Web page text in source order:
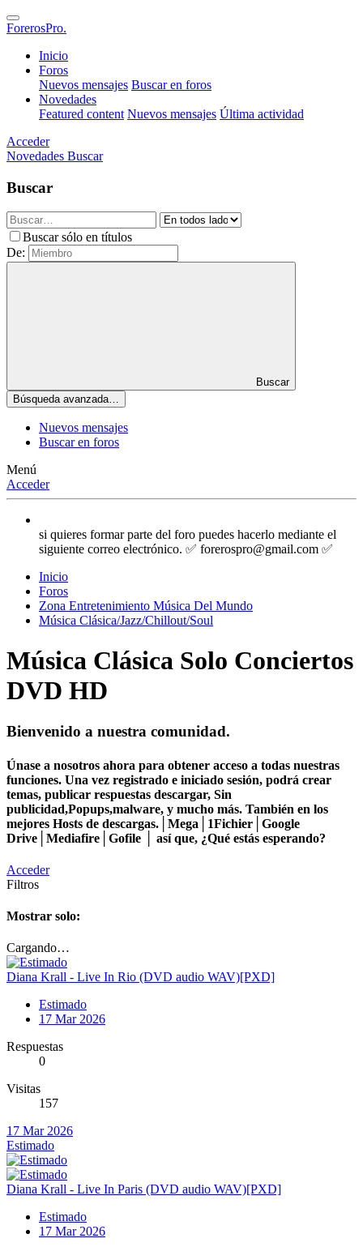
ForerosPro.
Inicio
Foros
Nuevos mensajes Buscar en foros
Novedades
Featured content Nuevos mensajes Última actividad
Acceder
Novedades Buscar
Buscar
Buscar sólo en títulos
De:
Buscar
Búsqueda avanzada…
Nuevos mensajes
Buscar en foros
Menú
Acceder
si quieres formar parte del foro puedes hacerlo mediante el
siguiente correo electrónico. ✅ forerospro@gmail.com ✅
Inicio
Foros
Zona Entretenimiento Música Del Mundo
Música Clásica/Jazz/Chillout/Soul
Música Clásica Solo Conciertos
DVD HD
Bienvenido a nuestra comunidad.
Únase a nosotros ahora para obtener acceso a todas nuestras
funciones. Una vez registrado e iniciado sesión, podrá crear
temas, publicar respuestas descargar, Sin
publicidad,Popups,malware, y mucho más. También en los
mejores Hosts de descargas.│Mega│1Fichier│Google
Drive│Mediafire│Gofile │ así que, ¿Qué estás esperando?
Acceder
Filtros
Mostrar solo:
Cargando…
Diana Krall - Live In Rio (DVD audio WAV)[PXD]
Estimado
17 Mar 2026
Respuestas
0
Visitas
157
17 Mar 2026
Estimado
Diana Krall - Live In Paris (DVD audio WAV)[PXD]
Estimado
17 Mar 2026